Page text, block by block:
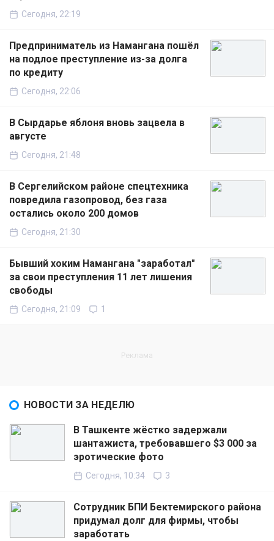
Сегодня, 22:19
Предприниматель из Намангана пошёл
на подлое преступление из-за долга
по кредиту
Сегодня, 22:06
В Сырдарье яблоня вновь зацвела в
августе
Сегодня, 21:48
В Сергелийском районе спецтехника
повредила газопровод, без газа
остались около 200 домов
Сегодня, 21:30
Бывший хоким Намангана "заработал"
за свои преступления 11 лет лишения
свободы
Сегодня, 21:09 1
НОВОСТИ ЗА НЕДЕЛЮ
В Ташкенте жёстко задержали
шантажиста, требовавшего $3 000 за
эротические фото
Сегодня, 10:34 3
Сотрудник БПИ Бектемирского района
придумал долг для фирмы, чтобы
заработать